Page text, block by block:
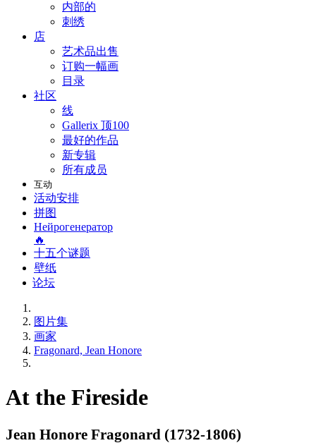
内部的
刺绣
店
艺术品出售
订购一幅画
目录
社区
线
Gallerix 顶100
最好的作品
新专辑
所有成员
互动
活动安排
拼图
Нейрогенератор
🔥
十五个谜题
壁纸
论坛
图片集
画家
Fragonard, Jean Honore
At the Fireside
Jean Honore Fragonard (1732-1806)